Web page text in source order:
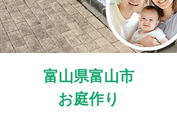
富山県富山市
お庭作り